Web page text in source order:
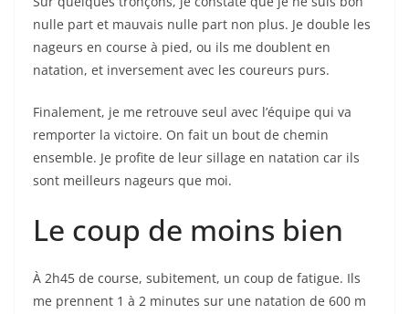
nulle part et mauvais nulle part non plus. Je double les
nageurs en course à pied, ou ils me doublent en
natation, et inversement avec les coureurs purs.
Finalement, je me retrouve seul avec l’équipe qui va
remporter la victoire. On fait un bout de chemin
ensemble. Je profite de leur sillage en natation car ils
sont meilleurs nageurs que moi.
Le coup de moins bien
À 2h45 de course, subitement, un coup de fatigue. Ils
me prennent 1 à 2 minutes sur une natation de 600 m